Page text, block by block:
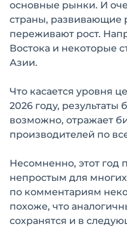
основные рынки. И
страны, развивающие
переживают рост.
Востока и некоторые
Азии.
Что касается уровня
2026 году, результаты
возможно, отражает
производителей по
Несомненно, этот год
непростым для
по комментариям
похоже, что
сохранятся и в